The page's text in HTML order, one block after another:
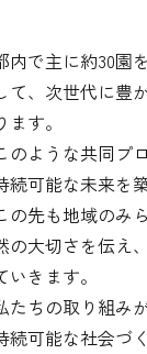
内で主に約30園
て、次世代に豊
ます。
のような共同プ
続可能な未来を
の先も地域のみ
の大切さを伝え
いきます。
たちの取り組み
続可能な社会づ